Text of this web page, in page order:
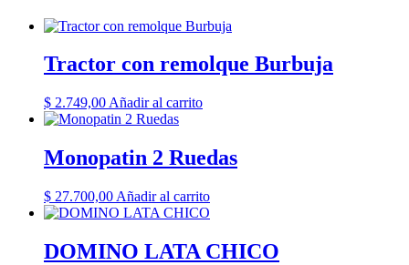
Tractor con remolque Burbuja
$ 2.749,00 Añadir al carrito
Monopatin 2 Ruedas
$ 27.700,00 Añadir al carrito
DOMINO LATA CHICO